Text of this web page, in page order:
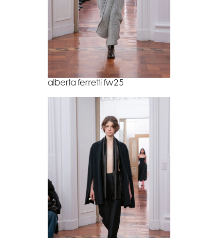
alberta ferretti fw25